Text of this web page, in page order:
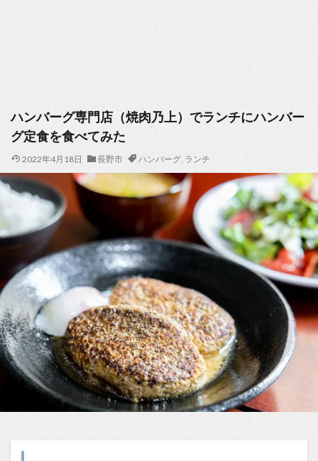
ハンバーグ専門店（焼肉乃上）でランチにハンバー
グ定食を食べてみた
2022年4月18日 長野市 ハンバーグ, ランチ